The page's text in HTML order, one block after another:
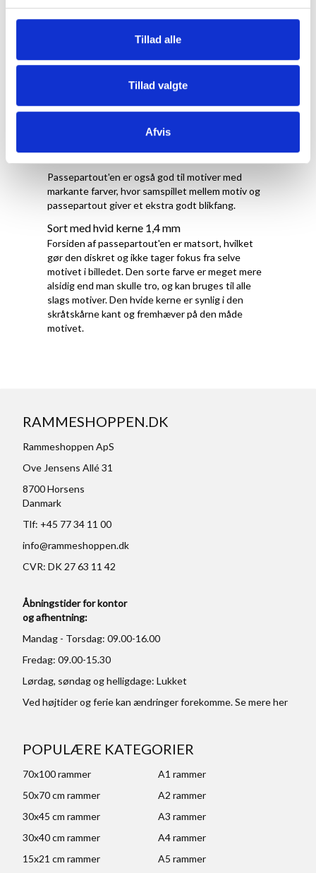
Tillad alle
Tillad valgte
Afvis
at få et let køligt/blåt skær. "Varme" sort/hvid
billeder kan dog fint bruges med denne
Frost hvid / Neutral hvid 1,1 mm
Forsiden af passepartout'en er neutral frost hvid,
Den er dog især velegnet til sort/hvid billeder, hvor
dens neutrale hvide farve matcher tilsvarende
af dem i en køligere ellere varmere retning.
Passepartout'en er også god til motiver med
markante farver, hvor samspillet mellem motiv og
passepartout giver et ekstra godt blikfang.
Sort med hvid kerne 1,4 mm
Forsiden af passepartout'en er matsort, hvilket
gør den diskret og ikke tager fokus fra selve
motivet i billedet. Den sorte farve er meget mere
alsidig end man skulle tro, og kan bruges til alle
slags motiver. Den hvide kerne er synlig i den
skråtskårne kant og fremhæver på den måde
motivet.
RAMMESHOPPEN.DK
Rammeshoppen ApS
Ove Jensens Allé 31
8700 Horsens
Danmark
Tlf: +45 77 34 11 00
info@rammeshoppen.dk
CVR: DK 27 63 11 42
Åbningstider for kontor
og afhentning:
Mandag - Torsdag: 09.00-16.00
Fredag: 09.00-15.30
Lørdag, søndag og helligdage: Lukket
Ved højtider og ferie kan ændringer forekomme. Se mereher
POPULÆRE KATEGORIER
70x100 rammer
A1 rammer
50x70 cm rammer
A2 rammer
30x45 cm rammer
A3 rammer
30x40 cm rammer
A4 rammer
15x21 cm rammer
A5 rammer